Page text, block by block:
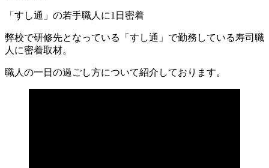
「すし通」の若手職人に1日密着
弊校で研修先となっている「すし通」で勤務している寿司職
人に密着取材。
職人の一日の過ごし方について紹介しております。